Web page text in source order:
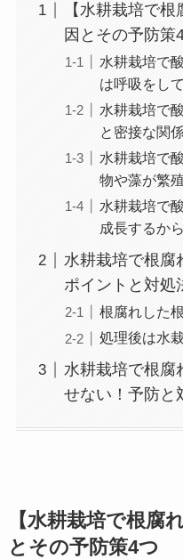
【水耕栽培で
因とその予防策
水耕栽培で
は呼吸をし
水耕栽培で
と密接な関
水耕栽培で
物や藻が繁
水耕栽培で
成長するから
水耕栽培で根腐
ポイントと対処
根腐れした
処理後は水
水耕栽培で根腐
せない！予防と
【水耕栽培で根腐
とその予防策4つ